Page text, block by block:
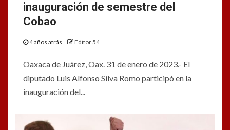
inauguración de semestre del
Cobao
4 años atrás Editor 54
Oaxaca de Juárez, Oax. 31 de enero de 2023.- El
diputado Luis Alfonso Silva Romo participó en la
inauguración del...